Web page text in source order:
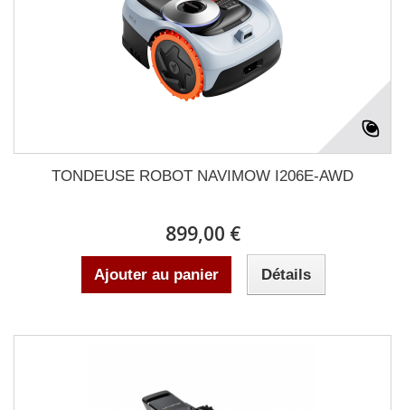
TONDEUSE ROBOT NAVIMOW I206E-AWD
899,00 €
Ajouter au panier Détails